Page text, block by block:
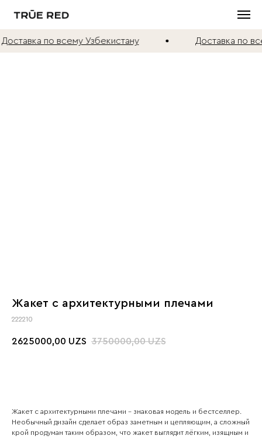
по всему Узбекистану Доставка по
Жакет с архитектурными плечами
222210
2625000,00 UZS 3750000,00 UZS
Жакет с архитектурными плечами – знаковая модель и бестселлер.
Необычный дизайн сделает образ заметным и цепляющим, а сложный
крой продуман таким образом, что жакет выглядит лёгким, изящным и